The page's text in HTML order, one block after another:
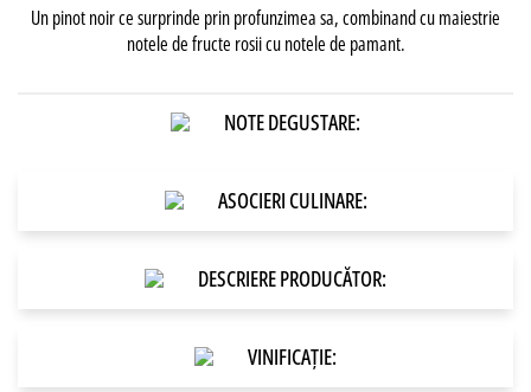
Un pinot noir ce surprinde prin profunzimea sa, combinand cu maiestrie
notele de fructe rosii cu notele de pamant.
NOTE DEGUSTARE:
ASOCIERI CULINARE:
DESCRIERE PRODUCĂTOR:
VINIFICAȚIE: